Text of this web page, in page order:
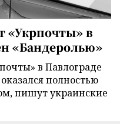
«Укрпочты» в
«Бандеролью»
в Павлограде
полностью
пишут украинские